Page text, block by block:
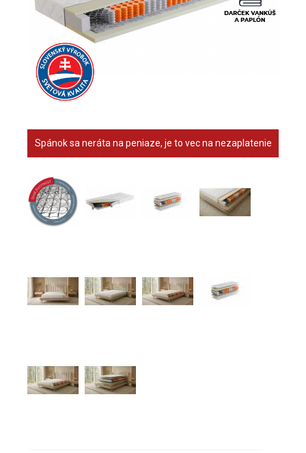
Spánok sa neráta na peniaze, je to vec na nezaplatenie